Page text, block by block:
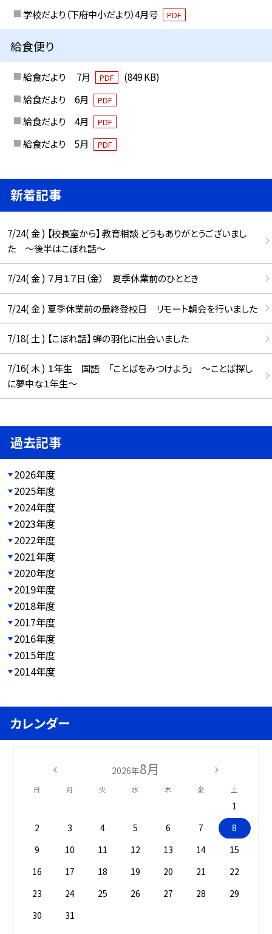
学校だより（下府中小だより）4月号 PDF
給食便り
給食だより 7月 PDF
(849 KB)
給食だより 6月
PDF
給食だより 4月 PDF
給食だより 5月 PDF
新着記事
7/24( 金 ) 【校長室から】 教育相談 どうもありがとうございまし
た ～後半はこぼれ話～
7/24( 金 ) ７月１７日（金） 夏季休業前のひととき
7/24( 金 ) 夏季休業前の最終登校日 リモート朝会を行いました
7/18( 土 ) 【こぼれ話】 蝉の羽化に出会いました
7/16( 木 ) １年生 国語 「ことばをみつけよう」 ～ことば探し
に夢中な１年生～
過去記事
2026年度
2025年度
2024年度
2023年度
2022年度
2021年度
2020年度
2019年度
2018年度
2017年度
2016年度
2015年度
2014年度
カレンダー
2026年8月
日 月 火 水 木 金 土
1
2
3 4 5 6 7
8
9
10 11 12 13 14
15
16
17 18 19 20 21
22
23
24 25 26 27 28
29
30
31